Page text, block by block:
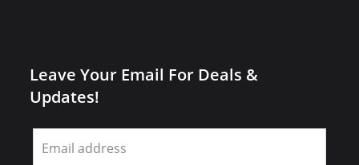
Leave Your Email For Deals &
Updates!
Leave
this